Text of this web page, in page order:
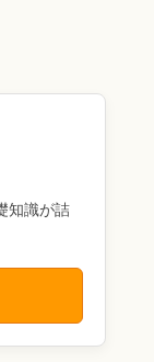
知識が詰